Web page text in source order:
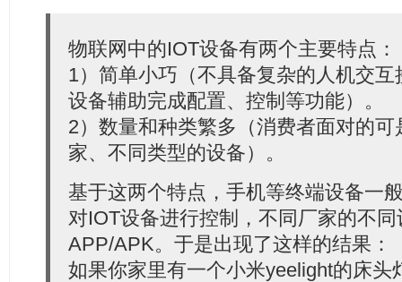
物联网中的IOT设备有两个主要特点：
1）简单小巧（不具备复杂的人机交
设备辅助完成配置、控制等功能）。
2）数量和种类繁多（消费者面对的
家、不同类型的设备）。
基于这两个特点，手机等终端设备一
对IOT设备进行控制，不同厂家的不
APP/APK。于是出现了这样的结果：
如果你家里有一个小米yeelight的床头